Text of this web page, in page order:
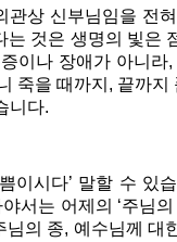
관상 신부님임을 전
것은 생명의 빛은
이나 장애가 아니라
죽을 때까지, 끝까지
니다.
이시다’ 말할 수 있
서는 어제의 ‘주님의
의 종, 예수님께 대